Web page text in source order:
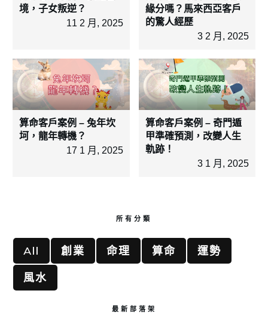
境，子女叛逆？
11 2 月, 2025
緣分嗎？馬來西亞客戶
的驚人經歷
3 2 月, 2025
算命客戶案例 – 兔年坎
坷，龍年轉機？
17 1 月, 2025
算命客戶案例 – 奇門遁
甲準確預測，改變人生
軌跡！
3 1 月, 2025
所有分類
All 創業 命理 算命
運勢
風水
最新部落架